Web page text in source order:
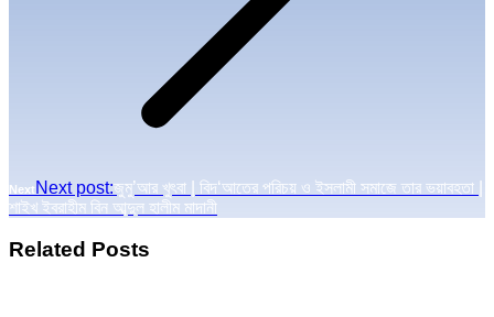
Next Next post:জুমু’আর খুৎবা | বিদ‘আতের পরিচয় ও ইসলামী সমাজে তার ভয়াবহতা |
শাইখ ইবরাহীম বিন আব্দুল হালীম মাদানী
Related Posts